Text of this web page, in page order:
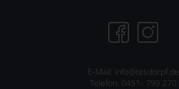
E-Mail: info@tesdorpf.de
Telefon: 0451- 799 270